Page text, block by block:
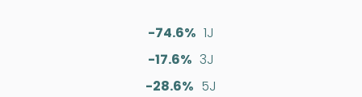
-74.6% 1J
-17.6% 3J
-28.6% 5J